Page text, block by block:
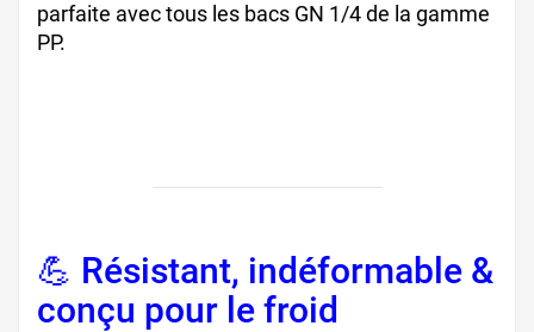
parfaite avec tous les bacs GN 1/4 de la gamme
PP.
💪 Résistant, indéformable &
conçu pour le froid